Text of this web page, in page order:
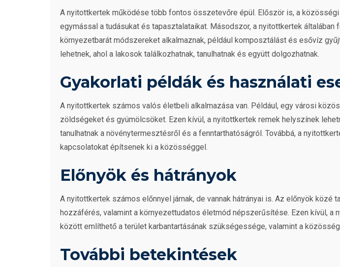
A nyitottkertek működése több fontos összetevőre épül. Először is, a
egymással a tudásukat és tapasztalataikat. Másodszor, a nyitottkertek
környezetbarát módszereket alkalmaznak, például komposztálást és esővíz
lehetnek, ahol a lakosok találkozhatnak, tanulhatnak és együtt dolgozhatnak.
Gyakorlati példák és használati
A nyitottkertek számos valós életbeli alkalmazása van. Például, egy városi
zöldségeket és gyümölcsöket. Ezen kívül, a nyitottkertek remek helyszínek
tanulhatnak a növénytermesztésről és a fenntarthatóságról. Továbbá, a
kapcsolatokat építsenek ki a közösséggel.
Előnyök és hátrányok
A nyitottkertek számos előnnyel járnak, de vannak hátrányai is. Az előnyök
hozzáférés, valamint a környezettudatos életmód népszerűsítése. Ezen kívül,
között említhető a terület karbantartásának szükségessége, valamint a
További betekintések